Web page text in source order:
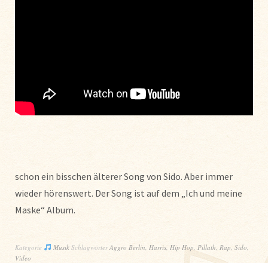
schon ein bisschen älterer Song von Sido. Aber immer
wieder hörenswert. Der Song ist auf dem „Ich und meine
Maske“ Album.
Kategorie Musik SchlagwörterAggro Berlin Harris, Hip Hop Pillath Rap Sido
Video